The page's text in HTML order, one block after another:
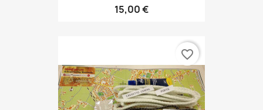
15,00 €
favorite_border